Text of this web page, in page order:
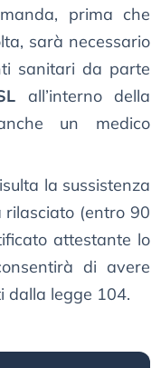
prima che
sarà necessario
sanitari da parte
all’interno della
un medico
la sussistenza
(entro 90
attestante lo
di avere
dalla legge 104.